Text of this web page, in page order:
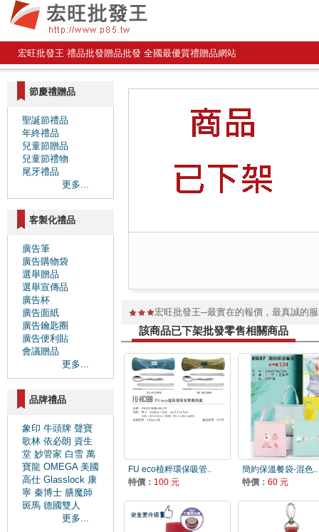
宏旺批發王 禮品批發贈品批發 全國最優質禮贈品網站
節慶禮贈品
聖誕節禮品
年終禮品
兒童節贈品
兒童節禮物
尾牙禮品
更多...
客製化禮品
廣告筆
廣告購物袋
選舉贈品
選舉宣傳品
廣告杯
廣告面紙
廣告鑰匙圈
廣告便利貼
會議贈品
更多...
品牌禮品
象印 牛頭牌 聲寶
歌林 依必朗 資生
堂 妙管家 白雪 萬
寶龍 OMEGA 美國
高仕 Glasslock 康
寧 秦博士 膳魔師
斑馬 德國雙人
更多...
宏旺批發王─最實在的報價，最真誠的
該商品已下架批發零售相關商品
FU eco植粹環保吸管..
特價： 100 元
簡約保溫餐袋-混色..
特價： 60 元